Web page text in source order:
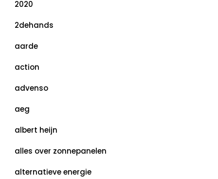
2020
2dehands
aarde
action
advenso
aeg
albert heijn
alles over zonnepanelen
alternatieve energie